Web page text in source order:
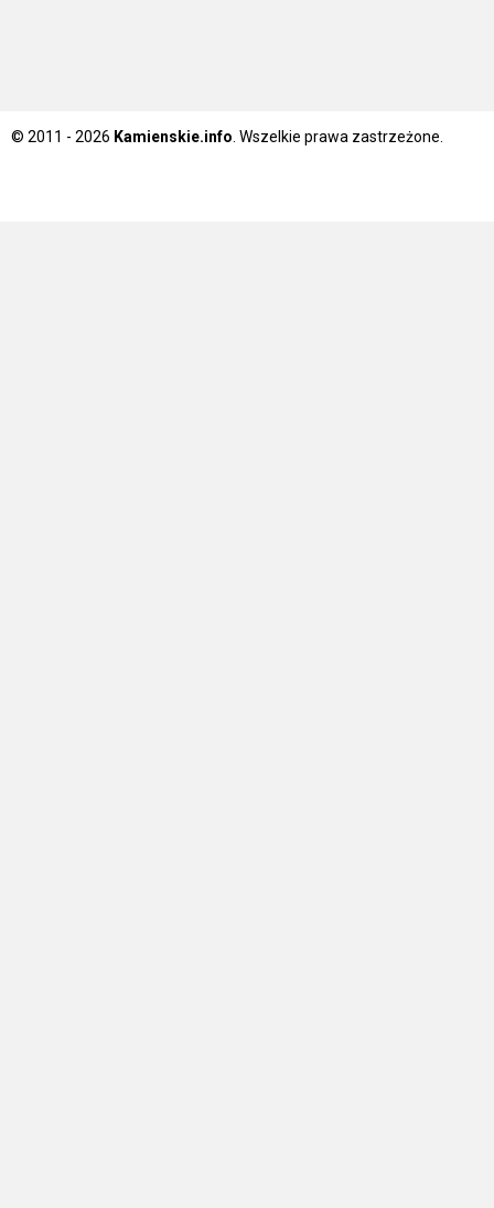
© 2011 - 2026 Kamienskie.info . Wszelkie prawa zastrzeżone.